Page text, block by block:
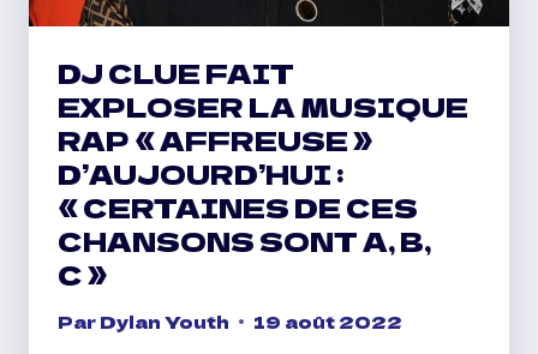
VRAIE
DJ CLUE FAIT
EXPLOSER LA MUSIQUE
RAP « AFFREUSE »
D’AUJOURD’HUI :
« CERTAINES DE CES
CHANSONS SONT A, B,
C »
ParDylan Youth 19 août 2022